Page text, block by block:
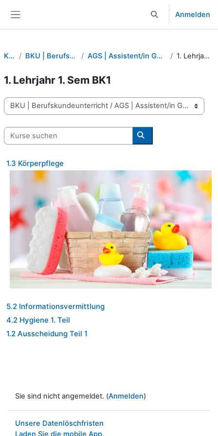
Sucheingabe
Anmelden
Kurse BKU | Berufskundeunterricht AGS | Assistent/in Gesundheit und Soziales 1. Lehrjahr 1. Sem BK1
1. Lehrjahr 1. Sem BK1
Kursbereiche
Kurse suchen
Kurse suchen
1.3 Körperpflege
5.2 Informationsvermittlung
4.2 Hygiene 1. Teil
1.2 Ausscheidung Teil 1
Sie sind nicht angemeldet. (Anmelden)
Unsere Datenlöschfristen
Laden Sie die mobile App